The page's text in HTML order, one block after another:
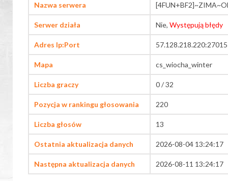
Nazwa serwera
Serwer działa Nie, Występują błędy
Adres Ip:Port 57.128.218.220:27015
Mapa cs_wiocha_winter
Liczba graczy 0 / 32
Pozycja w rankingu głosowania 220
Liczba głosów 13
Ostatnia aktualizacja danych 2026-08-04 13:24:17
Następna aktualizacja danych 2026-08-11 13:24:17